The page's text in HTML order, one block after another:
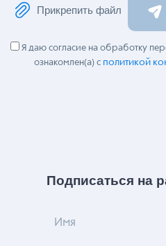
Прикрепить файл
Я даю согласие на обработку
ознакомлен(а) с политикой
Подписаться на
Имя